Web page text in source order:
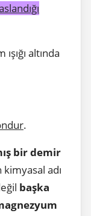
altında
.
bir demir
adı
başka